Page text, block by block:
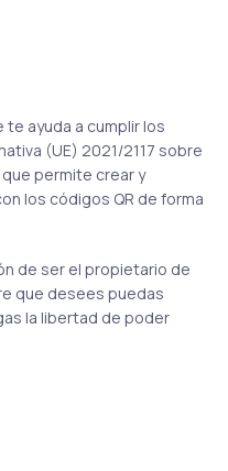
ayuda a cumplir los
(UE) 2021/2117 sobre
permite crear y
los códigos QR de forma
de ser el propietario de
que desees puedas
la libertad de poder